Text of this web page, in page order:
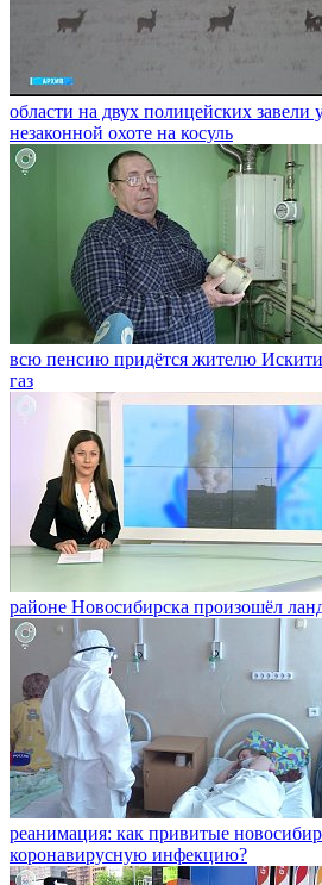
области на двух полицейских завели
незаконной охоте на косуль
всю пенсию придётся жителю
газ
районе Новосибирска произошёл
реанимация: как привитые
коронавирусную инфекцию?